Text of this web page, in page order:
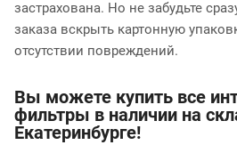
застрахована. Но не забудьте
заказа вскрыть картонную
отсутствии повреждений.
Вы можете купить все
фильтры в наличии на
Екатеринбурге!